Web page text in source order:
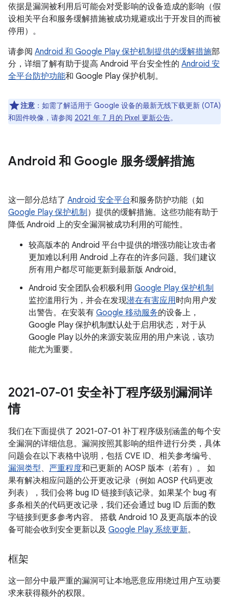
依据是漏洞被利用后可能会对受影响的设备造成的影响（假
设相关平台和服务缓解措施被成功规避或出于开发目的而被
停用）。
请参阅 Android 和 Google Play 保护机制提供的缓解措施部
分，详细了解有助于提高 Android 平台安全性的 Android 安
全平台防护功能和 Google Play 保护机制。
注意 ：如需了解适用于 Google 设备的最新无线下载更新 (OTA)
和固件映像，请参阅 2021 年 7 月的 Pixel 更新公告。
Android 和 Google 服务缓解措施
这一部分总结了 Android 安全平台和服务防护功能（如
Google Play 保护机制 ）提供的缓解措施。这些功能有助于
降低 Android 上的安全漏洞被成功利用的可能性。
较高版本的 Android 平台中提供的增强功能让攻击者
更加难以利用 Android 上存在的许多问题。我们建议
所有用户都尽可能更新到最新版 Android。
Android 安全团队会积极利用 Google Play 保护机制
监控滥用行为，并会在发现潜在有害应用时向用户发
出警告。在安装有 Google 移动服务的设备上，
Google Play 保护机制默认处于启用状态，对于从
Google Play 以外的来源安装应用的用户来说，该功
能尤为重要。
2021-07-01 安全补丁程序级别漏洞详
情
我们在下面提供了 2021-07-01 补丁程序级别涵盖的每个安
全漏洞的详细信息。漏洞按照其影响的组件进行分类，具体
问题会在以下表格中说明，包括 CVE ID、相关参考编号、
漏洞类型、 严重程度和已更新的 AOSP 版本（若有）。 如
果有解决相应问题的公开更改记录（例如 AOSP 代码更改
列表），我们会将 bug ID 链接到该记录。如果某个 bug 有
多条相关的代码更改记录，我们还会通过 bug ID 后面的数
字链接到更多参考内容。 搭载 Android 10 及更高版本的设
备可能会收到安全更新以及 Google Play 系统更新。
框架
这一部分中最严重的漏洞可让本地恶意应用绕过用户互动要
求来获得额外的权限。